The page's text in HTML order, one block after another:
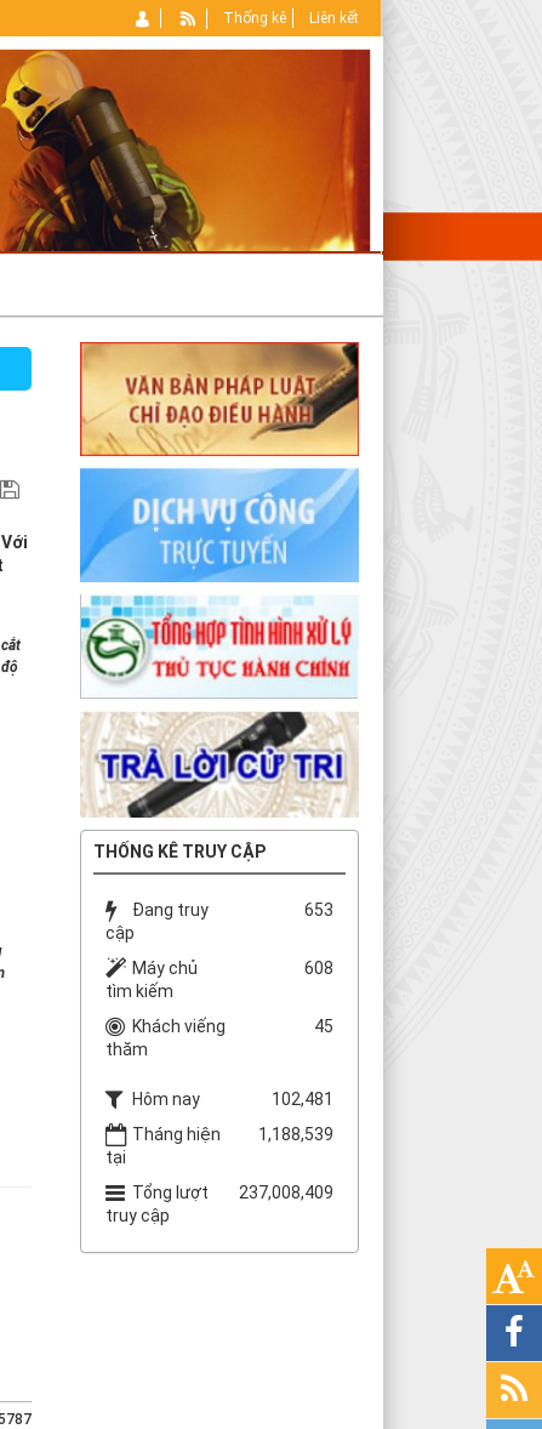
Thống kê Liên kết
THỐNG KÊ TRUY CẬP
Đang truy
cập
653
Máy chủ
tìm kiếm
608
Khách viếng
thăm
45
Hôm nay
102,481
Tháng hiện
tại
1,188,539
Tổng lượt
truy cập
237,008,409